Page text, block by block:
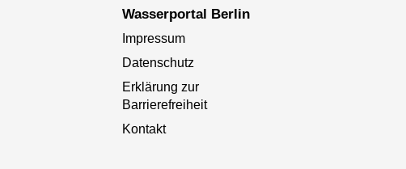
Wasserportal Berlin
Impressum
Datenschutz
Erklärung zur
Barrierefreiheit
Kontakt